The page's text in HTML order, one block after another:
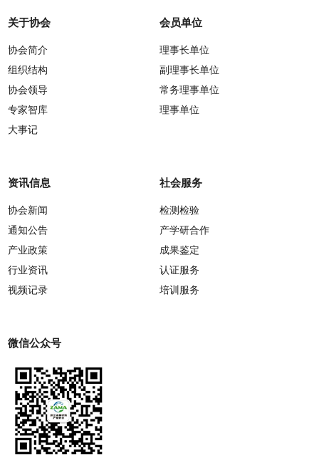
关于协会
协会简介
组织结构
协会领导
专家智库
大事记
会员单位
理事长单位
副理事长单位
常务理事单位
理事单位
资讯信息
协会新闻
通知公告
产业政策
行业资讯
视频记录
社会服务
检测检验
产学研合作
成果鉴定
认证服务
培训服务
微信公众号